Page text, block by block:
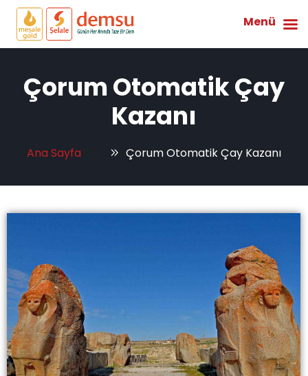
Çorum Otomatik Çay
Kazanı
Ana Sayfa Çorum Otomatik Çay Kazanı
Menü